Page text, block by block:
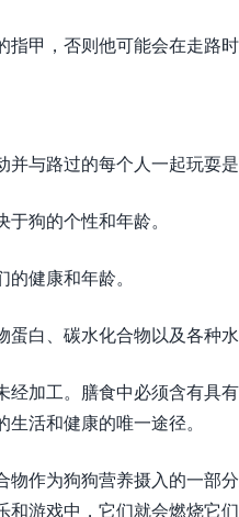
甲，否则他可能会在走路
与路过的每个人一起玩耍是
狗的个性和年龄。
健康和年龄。
白、碳水化合物以及各种水
加工。膳食中必须含有具
活和健康的唯一途径。
作为狗狗营养摄入的一部
游戏中，它们就会燃烧它